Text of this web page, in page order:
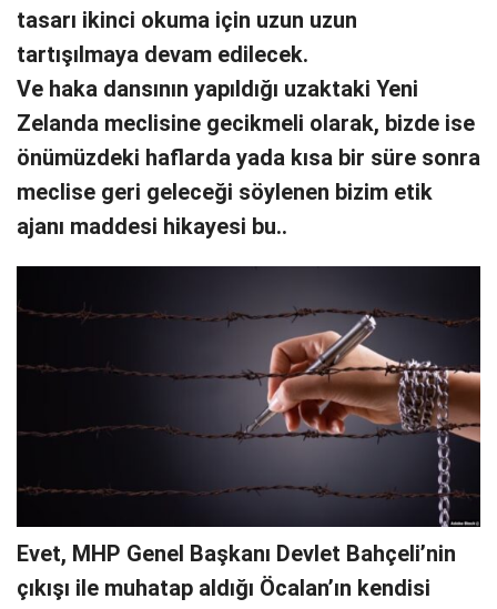
tasarı ikinci okuma için uzun uzun
tartışılmaya devam edilecek.
Ve haka dansının yapıldığı uzaktaki Yeni
Zelanda meclisine gecikmeli olarak, bizde ise
önümüzdeki haflarda yada kısa bir süre sonra
meclise geri geleceği söylenen bizim etik
ajanı maddesi hikayesi bu..
Evet, MHP Genel Başkanı Devlet Bahçeli’nin
çıkışı ile muhatap aldığı Öcalan’ın kendisi